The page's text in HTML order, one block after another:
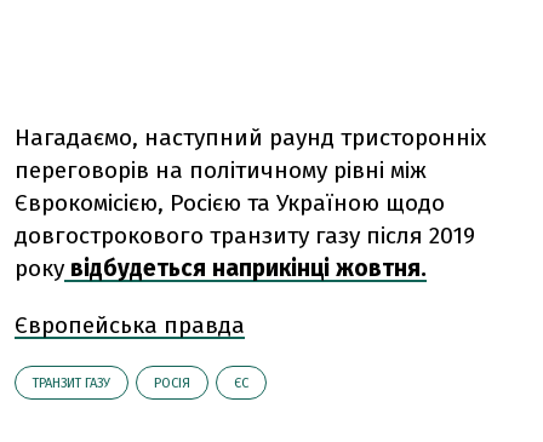
Нагадаємо, наступний раунд тристоронніх
переговорів на політичному рівні між
Єврокомісією, Росією та Україною щодо
довгострокового транзиту газу після 2019
року відбудеться наприкінці жовтня.
Європейська правда
ТРАНЗИТ ГАЗУ РОСІЯ ЄС